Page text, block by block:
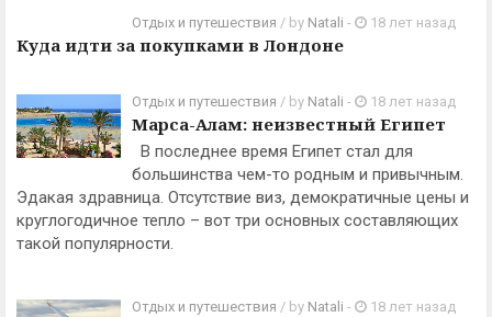
Отдых и путешествия / by Natali - 18 лет назад
Куда идти за покупками в Лондоне
Отдых и путешествия / by Natali - 18 лет назад
Марса-Алам: неизвестный Египет
В последнее время Египет стал для
большинства чем-то родным и привычным.
Эдакая здравница. Отсутствие виз, демократичные цены и
круглогодичное тепло – вот три основных составляющих
такой популярности.
Отдых и путешествия / by Natali - 18 лет назад